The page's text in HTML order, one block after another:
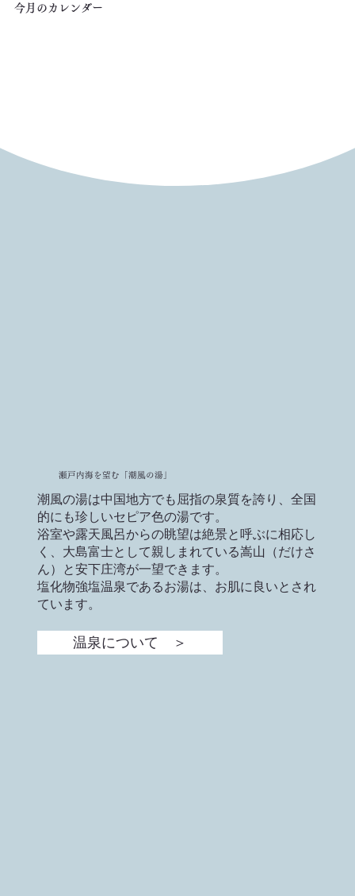
​今月のカレンダー
​瀬戸内海を望む「潮風の湯」
潮風の湯は中国地方でも屈指の泉質を誇り、全国
的にも珍しいセピア色の湯です。
浴室や露天風呂からの眺望は絶景と呼ぶに相応し
く、大島富士として親しまれている嵩山（だけさ
ん）と安下庄湾が一望できます。
塩化物強塩温泉であるお湯は、お肌に良いとされ
ています。
温泉について ＞